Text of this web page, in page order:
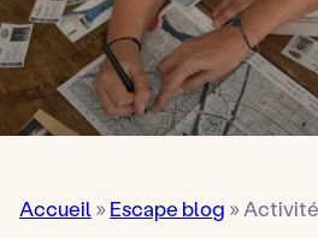
Accueil»Escape blog »